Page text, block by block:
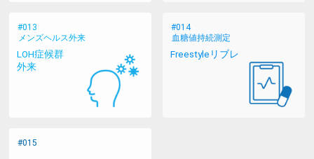
LOH症候群
外来
メンズヘルス外来
Freestyleリブレ
血糖値持続測定